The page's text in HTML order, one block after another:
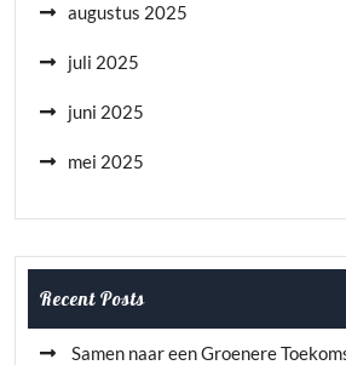
augustus 2025
juli 2025
juni 2025
mei 2025
Recent Posts
Samen naar een Groenere